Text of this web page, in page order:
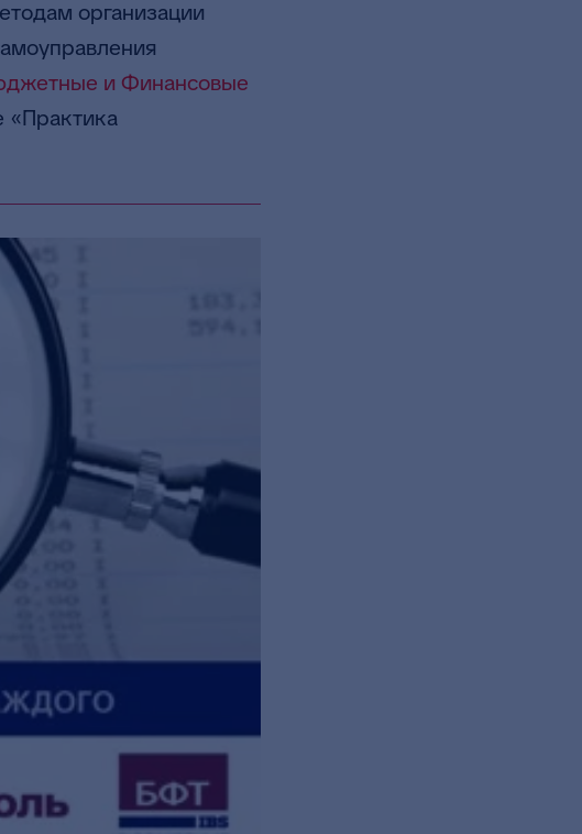
организации
и Финансовые
«Практика